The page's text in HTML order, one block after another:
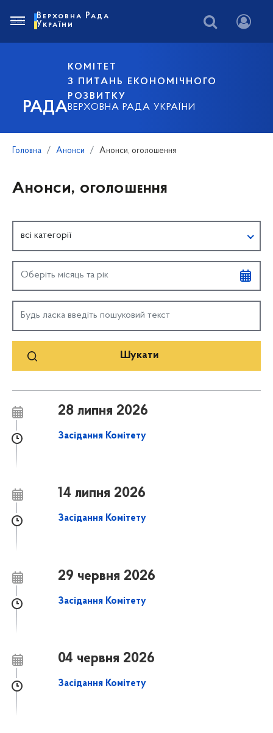
РАДА
КОМІТЕТ
З ПИТАНЬ ЕКОНОМІЧНОГО
РОЗВИТКУ
ВЕРХОВНА РАДА УКРАЇНИ
Верховна Рада
України
Головна Анонси Анонси, оголошення
Анонси, оголошення
всі категорії
28 липня 2026
Засідання Комітету
14 липня 2026
Засідання Комітету
29 червня 2026
Засідання Комітету
04 червня 2026
Засідання Комітету